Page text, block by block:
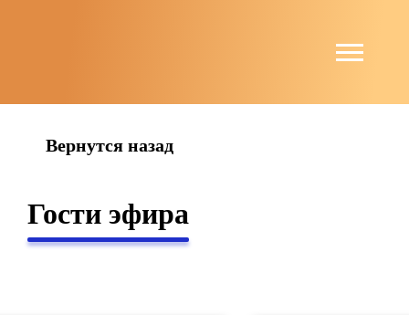
Вернутся назад
Гости эфира